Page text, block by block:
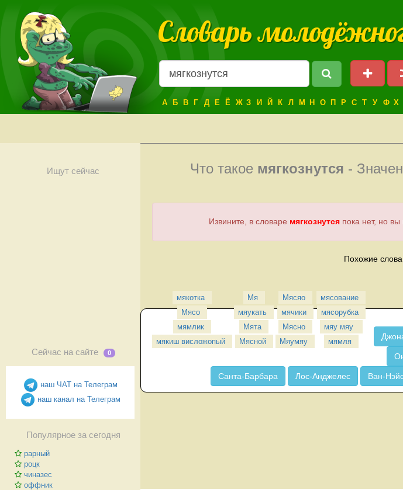
Словарь
А Б В Г Д Е Ё Ж З И Й К Л М Н О П Р С Т У Ф Х
Ищут сейчас
Сейчас на сайте 0
наш ЧАТ на Телеграм
наш канал на Телеграм
Популярное за сегодня
рарный
роцк
чиназес
оффник
Что такое мягкознутся -
Извините, в словаре мягкознутсяпока нет, но вы
Похожие
мякотка
Мясо
мямлик
мякиш висложопый
Мя
мяукать
Мята
Мясной
Мясяо
мячики
Мясно
Мяумяу
мясование
мясорубка
мяу мяу
мямля
Санта-Барбара Лос-Анджелес Ван-